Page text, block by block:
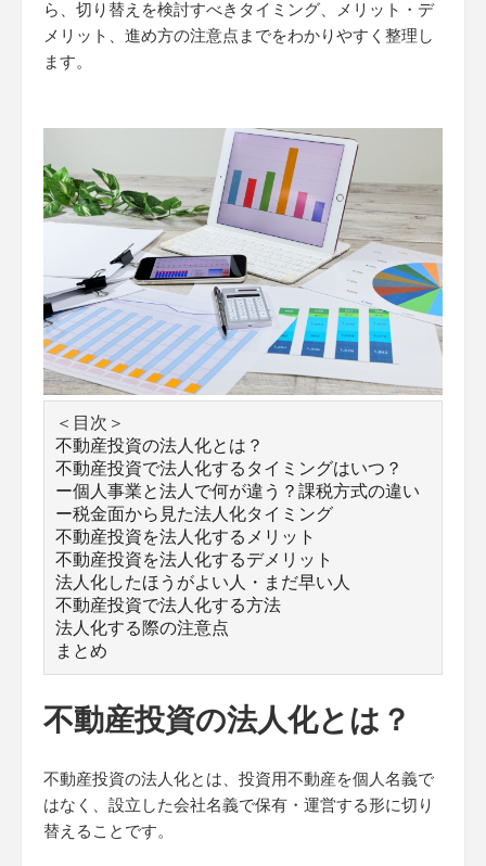
ら、切り替えを検討すべきタイミング、メリット・デ
メリット、進め方の注意点までをわかりやすく整理し
ます。
＜目次＞
不動産投資の法人化とは？
不動産投資で法人化するタイミングはいつ？
ー個人事業と法人で何が違う？課税方式の違い
ー税金面から見た法人化タイミング
不動産投資を法人化するメリット
不動産投資を法人化するデメリット
法人化したほうがよい人・まだ早い人
不動産投資で法人化する方法
法人化する際の注意点
まとめ
不動産投資の法人化とは？
不動産投資の法人化とは、投資用不動産を個人名義で
はなく、設立した会社名義で保有・運営する形に切り
替えることです。